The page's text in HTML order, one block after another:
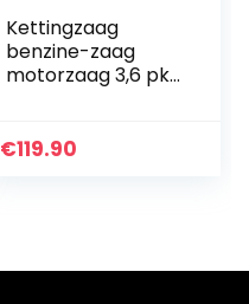
Kettingzaag
benzine-zaag
motorzaag 3,6 pk
2 kettingen
€119.90